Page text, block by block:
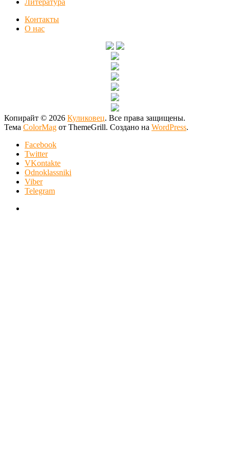
Контакты
О нас
Копирайт © 2026 Куликовец. Все права защищены.
Тема ColorMag от ThemeGrill. Создано на WordPress.
Facebook
Twitter
VKontakte
Odnoklassniki
Viber
Telegram